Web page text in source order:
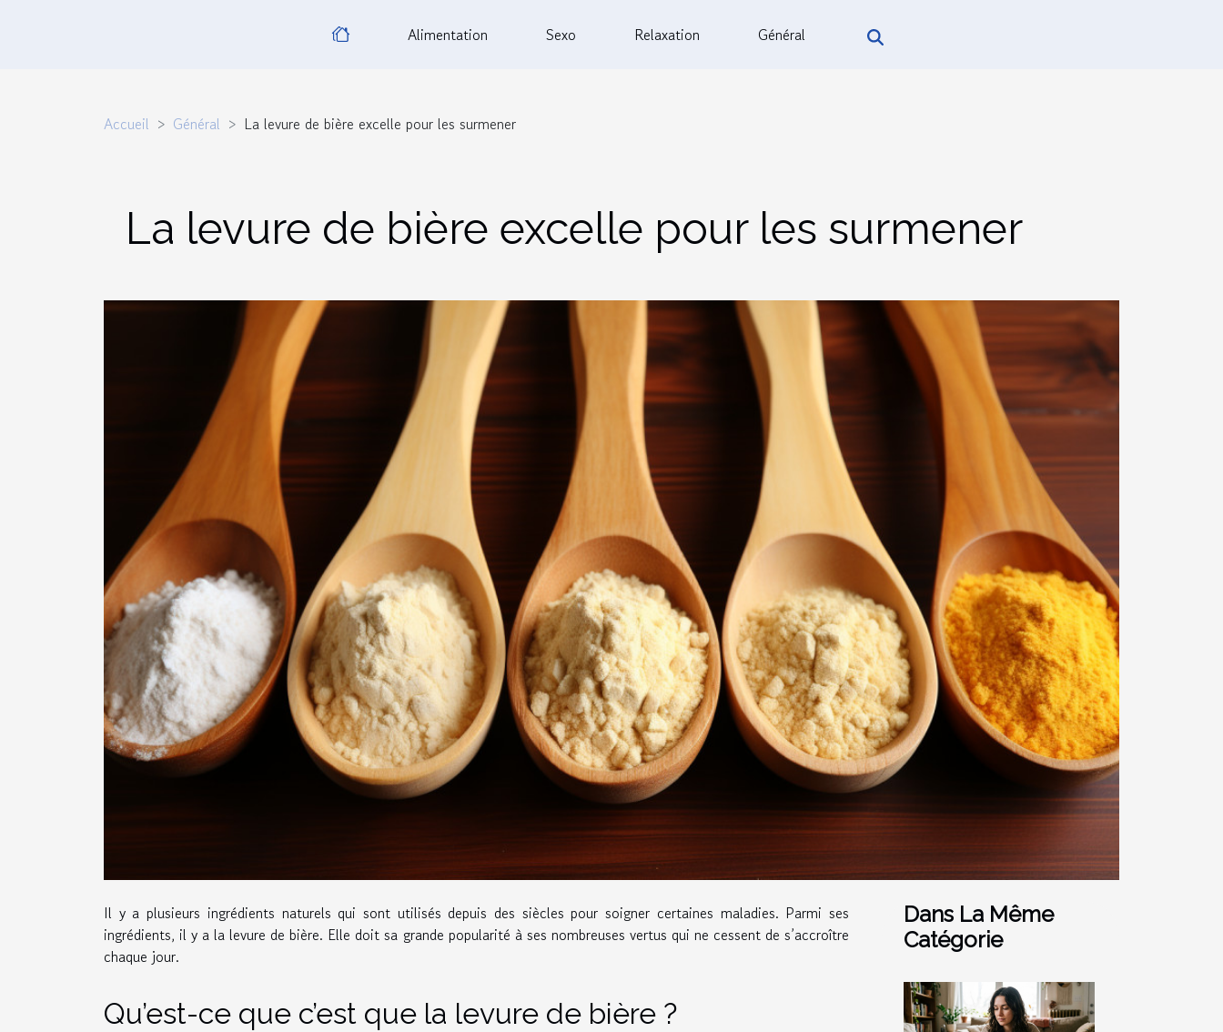
Alimentation Sexo Relaxation Général
Accueil Général La levure de bière excelle pour les surmener
La levure de bière excelle pour les surmener
Il y a plusieurs ingrédients naturels qui sont utilisés depuis des siècles pour soigner certaines maladies. Parmi ses
ingrédients, il y a la levure de bière. Elle doit sa grande popularité à ses nombreuses vertus qui ne cessent de s’accroître
chaque jour.
Qu’est-ce que c’est que la levure de bière ?
Dans La Même
Catégorie